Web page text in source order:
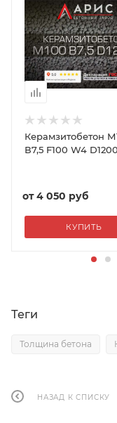
Керамзитобетон
В7,5 F100 W4 D1200
от4 050 руб
КУПИТЬ
Теги
Толщина бетона
НАЗАД К СПИСКУ